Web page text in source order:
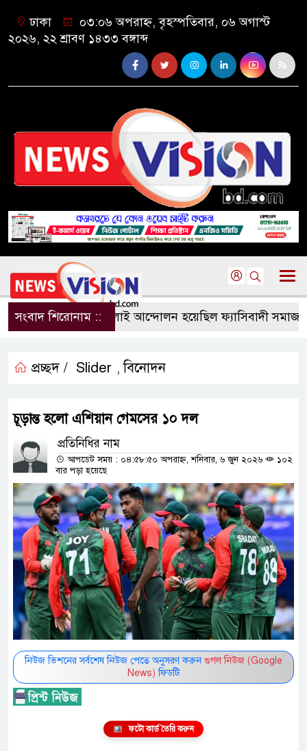
ঢাকা
০৩:০৬ অপরাহ্ন, বৃহস্পতিবার, ০৬ অগাস্ট
২০২৬, ২২ শ্রাবণ ১৪৩৩ বঙ্গাব্দ
সংবাদ শিরোনাম ::জুলাই আন্দোলন হয়েছিল ফ্যাসিবাদী
প্রচ্ছদ / Slider ,বিনোদন
চূড়ান্ত হলো এশিয়ান গেমসের ১০ দল
প্রতিনিধির নাম
আপডেট সময় : ০৪:৫৮:৫০ অপরাহ্ন, শনিবার, ৬ জুন ২০২৬
১০২
বার পড়া হয়েছে
নিউজ ভিশনের সর্বশেষ নিউজ পেতে অনুসরণ করুন গুগল নিউজ (Google
News) ফিডটি
ফটো কার্ড তৈরি করুন